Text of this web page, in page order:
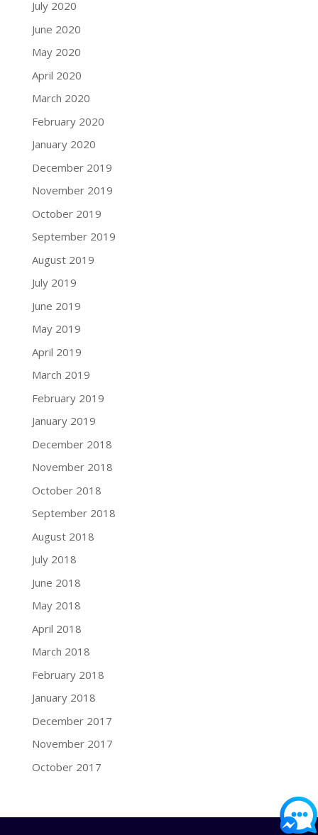
July 2020
June 2020
May 2020
April 2020
March 2020
February 2020
January 2020
December 2019
November 2019
October 2019
September 2019
August 2019
July 2019
June 2019
May 2019
April 2019
March 2019
February 2019
January 2019
December 2018
November 2018
October 2018
September 2018
August 2018
July 2018
June 2018
May 2018
April 2018
March 2018
February 2018
January 2018
December 2017
November 2017
October 2017